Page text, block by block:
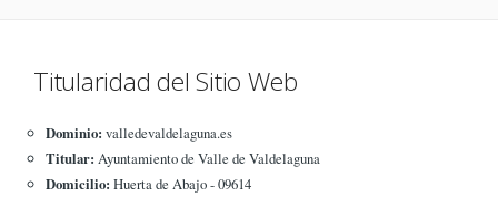
Titularidad del Sitio Web
Dominio: valledevaldelaguna.es
Titular: Ayuntamiento de Valle de Valdelaguna
Domicilio: Huerta de Abajo - 09614